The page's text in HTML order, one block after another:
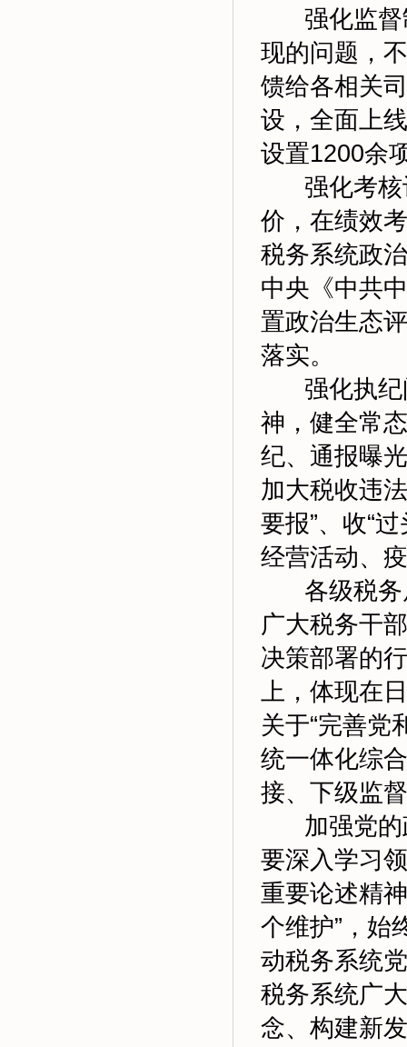
强化监督
现的问题，
馈给各相关
设，全面上
设置1200余
强化考核
价，在绩效
税务系统政
中央《中共
置政治生态
落实。
强化执纪
神，健全常
纪、通报曝
加大税收违
要报”、收“
经营活动、
各级税务
广大税务干
决策部署的
上，体现在
关于“完善党
统一体化综
接、下级监
加强党的
要深入学习
重要论述精
个维护”，始
动税务系统
税务系统广
念、构建新